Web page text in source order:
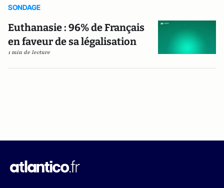
SONDAGE
Euthanasie : 96% de Français
en faveur de sa légalisation
1 min de lecture